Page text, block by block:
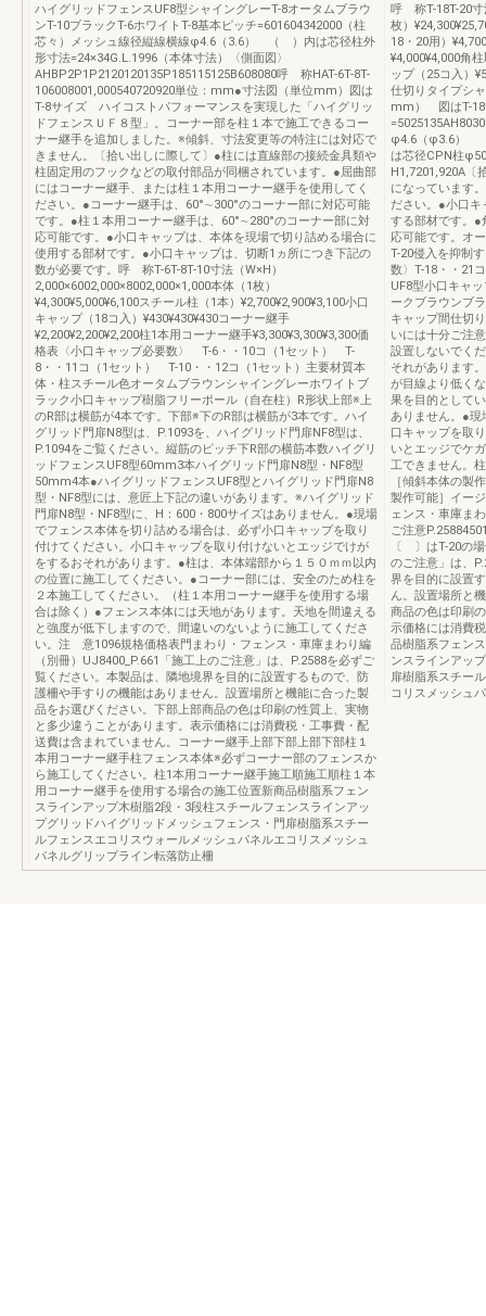
ハイグリッドフェンスUF8型シャイングレーT-8オータムブラウ
ンT-10ブラックT-6ホワイトT-8基本ピッチ=601604342000（柱
芯々）メッシュ線径縦線横線φ4.6（3.6） （ ）内は芯径柱外
形寸法=24×34G.L.1996（本体寸法）〈側面図〉
AHBP2P1P2120120135P185115125B608080呼 称HAT-6T-8T-
106008001,000540720920単位：mm●寸法図（単位mm）図は
T-8サイズ ハイコストパフォーマンスを実現した「ハイグリッ
ドフェンスＵＦ８型」。コーナー部を柱１本で施工できるコー
ナー継手を追加しました。※傾斜、寸法変更等の特注には対応で
きません。〔拾い出しに際して〕●柱には直線部の接続金具類や
柱固定用のフックなどの取付部品が同梱されています。●屈曲部
にはコーナー継手、または柱１本用コーナー継手を使用してく
ださい。●コーナー継手は、60°∼300°のコーナー部に対応可能
です。●柱１本用コーナー継手は、60°∼280°のコーナー部に対
応可能です。●小口キャップは、本体を現場で切り詰める場合に
使用する部材です。●小口キャップは、切断1ヵ所につき下記の
数が必要です。呼 称T-6T-8T-10寸法（W×H）
2,000×6002,000×8002,000×1,000本体（1枚）
¥4,300¥5,000¥6,100スチール柱（1本）¥2,700¥2,900¥3,100小口
キャップ（18コ入）¥430¥430¥430コーナー継手
¥2,200¥2,200¥2,200柱1本用コーナー継手¥3,300¥3,300¥3,300価
格表〈小口キャップ必要数〉 T-6・・10コ（1セット） T-
8・・11コ（1セット） T-10・・12コ（1セット）主要材質本
体・柱スチール色オータムブラウンシャイングレーホワイトブ
ラック小口キャップ樹脂フリーポール（自在柱）R形状上部※上
のR部は横筋が4本です。下部※下のR部は横筋が3本です。ハイ
グリッド門扉N8型は、P.1093を、ハイグリッド門扉NF8型は、
P.1094をご覧ください。縦筋のピッチ下R部の横筋本数ハイグリ
ッドフェンスUF8型60mm3本ハイグリッド門扉N8型・NF8型
50mm4本●ハイグリッドフェンスUF8型とハイグリッド門扉N8
型・NF8型には、意匠上下記の違いがあります。※ハイグリッド
門扉N8型・NF8型に、H：600・800サイズはありません。●現場
でフェンス本体を切り詰める場合は、必ず小口キャップを取り
付けてください。小口キャップを取り付けないとエッジでけが
をするおそれがあります。●柱は、本体端部から１５０ｍｍ以内
の位置に施工してください。●コーナー部には、安全のため柱を
２本施工してください。（柱１本用コーナー継手を使用する場
合は除く）●フェンス本体には天地があります。天地を間違える
と強度が低下しますので、間違いのないように施工してくださ
い。注 意1096規格価格表門まわり・フェンス・車庫まわり編
（別冊）UJ8400_P.661「施工上のご注意」は、P.2588を必ずご
覧ください。本製品は、隣地境界を目的に設置するもので、防
護柵や手すりの機能はありません。設置場所と機能に合った製
品をお選びください。下部上部商品の色は印刷の性質上、実物
と多少違うことがあります。表示価格には消費税・工事費・配
送費は含まれていません。コーナー継手上部下部上部下部柱１
本用コーナー継手柱フェンス本体※必ずコーナー部のフェンスか
ら施工してください。柱1本用コーナー継手施工順施工順柱１本
用コーナー継手を使用する場合の施工位置新商品樹脂系フェン
スラインアップ木樹脂2段・3段柱スチールフェンスラインアッ
プグリッドハイグリッドメッシュフェンス・門扉樹脂系スチー
ルフェンスエコリスウォールメッシュパネルエコリスメッシュ
パネルグリップライン転落防止柵
呼 称T-18T-20寸
枚）
18・20用）
¥4,000¥4,000角
ップ（25コ入）
仕切りタイプシ
mm） 図はT-18
φ4.6（
は芯径CPN柱
H1,7201,920A〔
になっています
ださい。●小口キ
する部材です。●
応可能です。オ
T-20侵入を抑制
数〉T-18・・21
UF8型小口キャ
ークブラウンブ
キャップ間仕切
いには十分ご注
設置しないでく
それがあります
が目線より低く
果を目的として
ありません。●現
口キャップを取
いとエッジでケ
工できません。
［傾斜本体の製
製作可能］イー
ェンス・車庫ま
ご注意
〔 〕はT-20の
のご注意」は、
界を目的に設置
ん。設置場所と
商品の色は印刷
示価格には消費
品樹脂系フェン
ンスラインアッ
扉樹脂系スチー
コリスメッシュ